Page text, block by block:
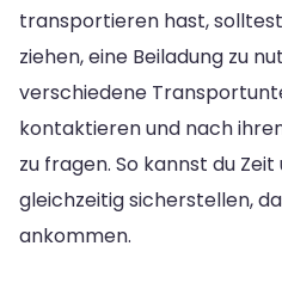
transportieren hast,
ziehen, eine Beiladung zu
verschiedene
kontaktieren und nach
zu fragen. So kannst du
gleichzeitig sicherstellen,
ankommen.